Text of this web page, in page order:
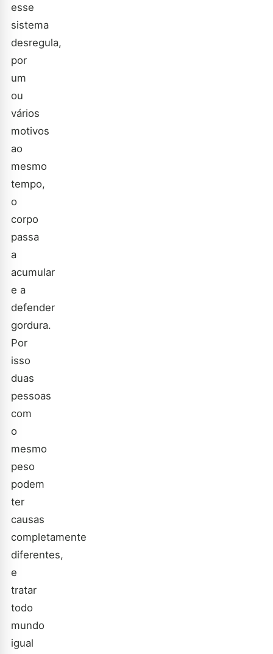
esse
sistema
desregula,
por
um
ou
vários
motivos
ao
mesmo
tempo,
o
corpo
passa
a
acumular
e a
defender
gordura.
Por
isso
duas
pessoas
com
o
mesmo
peso
podem
ter
causas
completamente
diferentes,
e
tratar
todo
mundo
igual